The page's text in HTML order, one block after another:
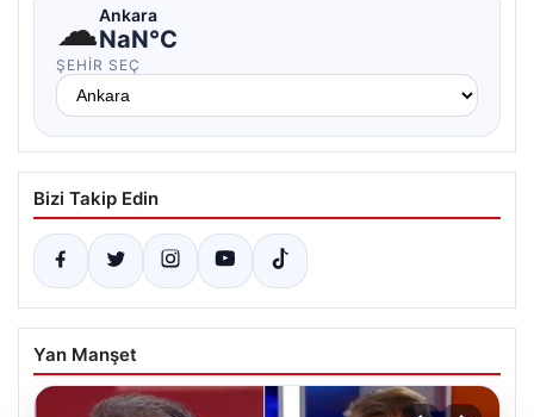
☁Ankara
NaN°C
ŞEHIR SEÇ
Bizi Takip Edin
Yan Manşet